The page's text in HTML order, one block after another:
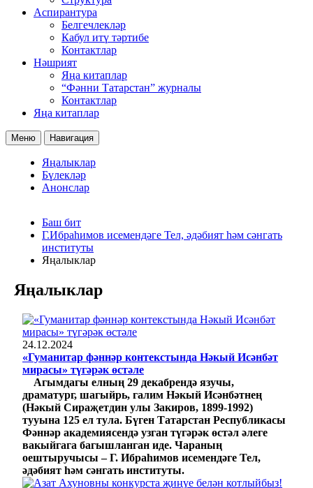
Аспирантура
Белгечлекләр
Кабул итү тәртибе
Контактлар
Нәшрият
Яңа китаплар
“Фәнни Татарстан” журналы
Контактлар
Яңа китаплар
Меню Навигация
Яңалыклар
Бүлекләр
Анонслар
Баш бит
Г.Ибраһимов исемендәге Тел, әдәбият һәм сәнгать
институты
Яңалыклар
Яңалыклар
24.12.2024
«Гуманитар фәннәр контекстында Нәкый Исәнбәт
мирасы» түгәрәк өстәле
Агымдагы елның 29 декабрендә язучы,
драматург, шагыйрь, галим Нәкый Исәнбәтнең
(Нәкый Сираҗетдин улы Закиров, 1899-1992)
тууына 125 ел тула. Бүген Татарстан Республикасы
Фәннәр академиясендә узган түгәрәк өстәл әлеге
вакыйгага багышланган иде. Чараның
оештыручысы – Г. Ибраһимов исемендәге Тел,
әдәбият һәм сәнгать институты.